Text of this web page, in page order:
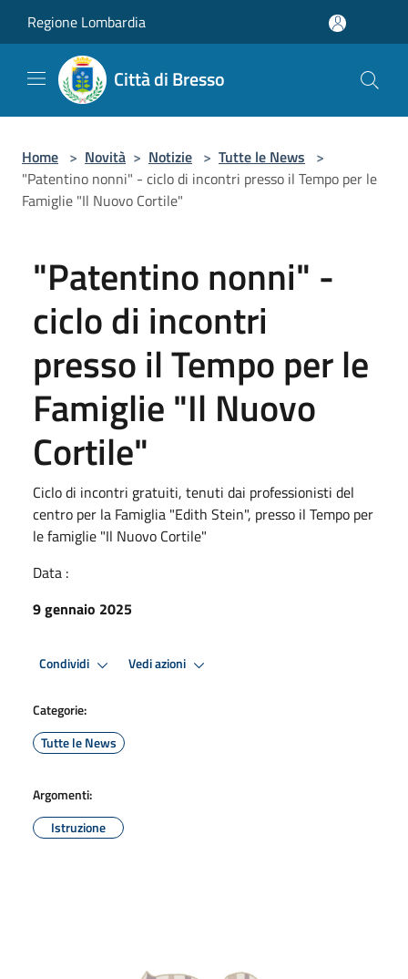
Regione Lombardia
Città di Bresso
Home > Novità > Notizie > Tutte le News >
"Patentino nonni" - ciclo di incontri presso il Tempo per le
Famiglie "Il Nuovo Cortile"
"Patentino nonni" -
ciclo di incontri
presso il Tempo per le
Famiglie "Il Nuovo
Cortile"
Ciclo di incontri gratuiti, tenuti dai professionisti del
centro per la Famiglia "Edith Stein", presso il Tempo per
le famiglie "Il Nuovo Cortile"
Data :
9 gennaio 2025
Condividi Vedi azioni
Categorie:
Tutte le News
Argomenti:
Istruzione